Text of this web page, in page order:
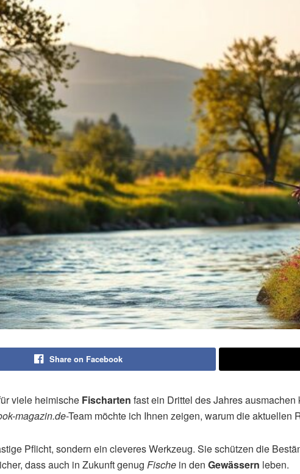
Share on Facebook
viele heimische Fischarten fast ein Drittel des Jahres
magazin.de-Team möchte ich Ihnen zeigen, warum die
Pflicht, sondern ein cleveres Werkzeug. Sie schützen die
dass auch in Zukunft genug Fische in den Gewässern leben.